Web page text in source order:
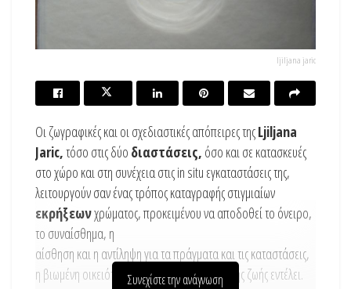
ljiljana jaric
Οι ζωγραφικές και οι σχεδιαστικές απόπειρες τηςLjiljana
Jaric,τόσο στις δύο διαστάσεις, όσο και σε κατασκευές
στο χώρο και στη συνέχεια στις in situ εγκαταστάσεις της,
λειτουργούν σαν ένας τρόπος καταγραφής στιγμιαίων
εκρήξεωνχρώματος, προκειμένου να αποδοθεί το όνειρο,
το συναίσθημα, η
αίσθηση και η αντίληψη για τα πράγματα και τις καταστάσεις,
η βιωμένη οικειότητα, μια σύνοψη της ίδιας της ζωής εντέλει.
Συνεχίστε την ανάγνωση